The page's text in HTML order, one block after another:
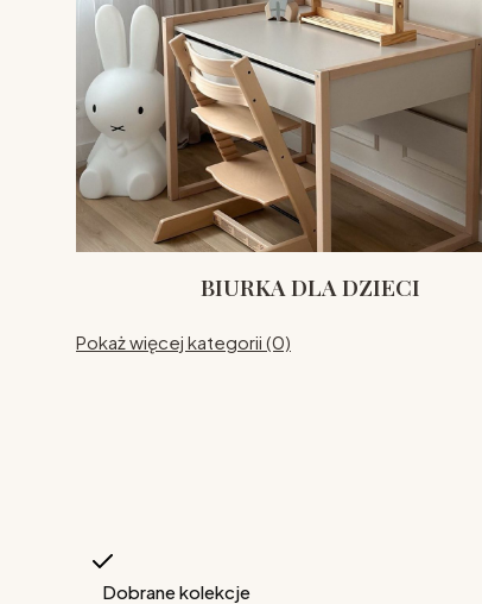
BIURKA DLA DZIECI
Pokaż więcej kategorii (0)
Dobrane kolekcje